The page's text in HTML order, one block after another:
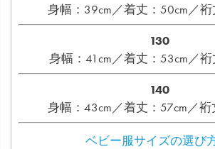
身幅：39cm／着丈：50cm／裄
130
身幅：41cm／着丈：53cm／裄
140
身幅：43cm／着丈：57cm／裄
ベビー服サイズの選び